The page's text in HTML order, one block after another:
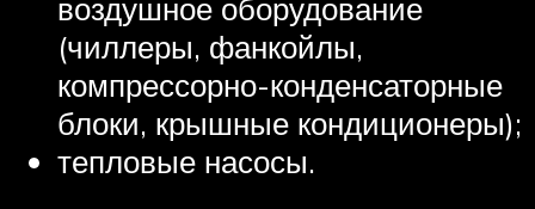
воздушное оборудование
(чиллеры, фанкойлы,
компрессорно-конденсаторные
блоки, крышные кондиционеры);
тепловые насосы.